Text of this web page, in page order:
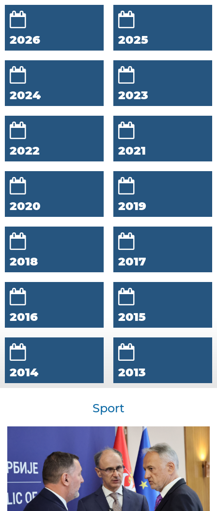
2026 2025
2024 2023
2022 2021
2020 2019
2018 2017
2016 2015
2014 2013
Sport